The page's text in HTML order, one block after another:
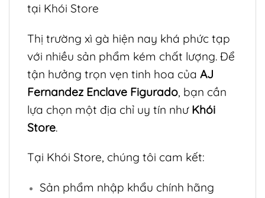
tại Khói Store
Thị trường xì gà hiện nay khá phức tạp
với nhiều sản phẩm kém chất lượng. Để
tận hưởng trọn vẹn tinh hoa của AJ
Fernandez Enclave Figurado, bạn cần
lựa chọn một địa chỉ uy tín như Khói
Store.
Tại Khói Store, chúng tôi cam kết:
Sản phẩm nhập khẩu chính hãng